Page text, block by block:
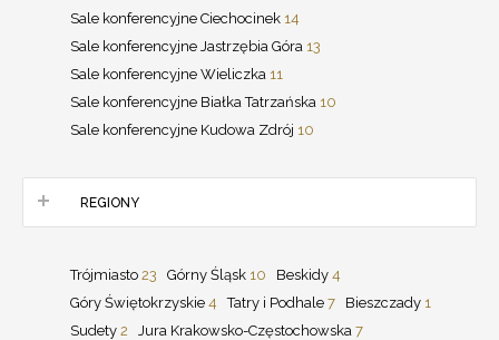
Sale konferencyjne Ciechocinek 14
Sale konferencyjne Jastrzębia Góra 13
Sale konferencyjne Wieliczka 11
Sale konferencyjne Białka Tatrzańska 10
Sale konferencyjne Kudowa Zdrój 10
REGIONY
Trójmiasto 23 Górny Śląsk 10 Beskidy 4
Góry Świętokrzyskie 4 Tatry i Podhale 7 Bieszczady 1
Sudety 2 Jura Krakowsko-Częstochowska 7